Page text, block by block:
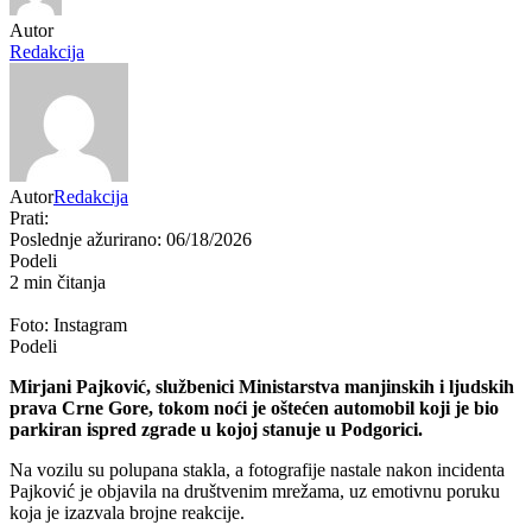
Autor
Redakcija
AutorRedakcija
Prati:
Poslednje ažurirano: 06/18/2026
Podeli
2 min čitanja
Foto: Instagram
Podeli
Mirjani Pajković, službenici Ministarstva manjinskih i ljudskih
prava Crne Gore, tokom noći je oštećen automobil koji je bio
parkiran ispred zgrade u kojoj stanuje u Podgorici.
Na vozilu su polupana stakla, a fotografije nastale nakon incidenta
Pajković je objavila na društvenim mrežama, uz emotivnu poruku
koja je izazvala brojne reakcije.